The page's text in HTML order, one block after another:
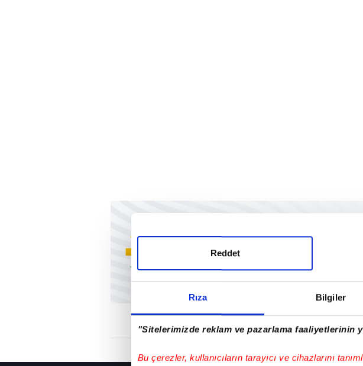
Rıza Bilgiler
"Sitelerimizde reklam ve pazarlama faaliyetlerinin
Bu çerezler, kullanıcıların tarayıcı ve cihazlarını
Reddet